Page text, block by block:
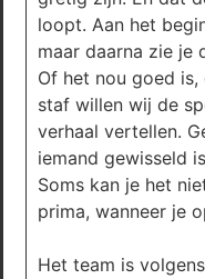
loopt. Aan het
maar daarna zie je
Of het nou goed
staf willen wij de
verhaal vertellen.
iemand gewisseld
Soms kan je het
prima, wanneer je
Het team is